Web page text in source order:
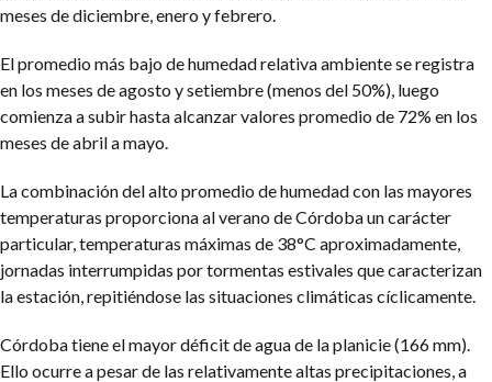
meses de diciembre, enero y febrero.
El promedio más bajo de humedad relativa ambiente se registra
en los meses de agosto y setiembre (menos del 50%), luego
comienza a subir hasta alcanzar valores promedio de 72% en los
meses de abril a mayo.
La combinación del alto promedio de humedad con las mayores
temperaturas proporciona al verano de Córdoba un carácter
particular, temperaturas máximas de 38°C aproximadamente,
jornadas interrumpidas por tormentas estivales que caracterizan
la estación, repitiéndose las situaciones climáticas cíclicamente.
Córdoba tiene el mayor déficit de agua de la planicie (166 mm).
Ello ocurre a pesar de las relativamente altas precipitaciones, a